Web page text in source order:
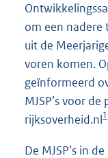
om een nadere
uit de
voren komen.
geïnformeerd
MJSP’s voor
rijksoverheid.nl1
De MJSP’s in